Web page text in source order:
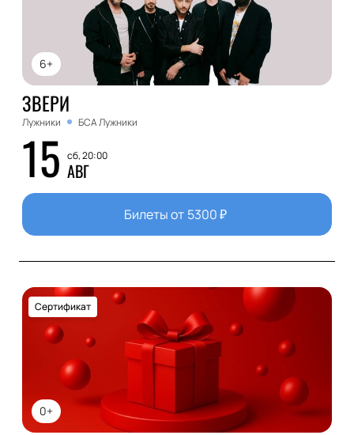
6+
ЗВЕРИ
Лужники БСА Лужники
15 сб, 20:00
АВГ
Билеты от 5300₽
0+
Сертификат